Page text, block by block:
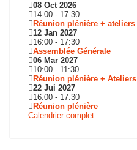
08 Oct 2026
14:00 - 17:30
Réunion plénière + ateliers
12 Jan 2027
16:00 - 17:30
Assemblée Générale
06 Mar 2027
10:00 - 11:30
Réunion plénière + Ateliers
22 Jui 2027
16:00 - 17:30
Réunion plénière
Calendrier complet